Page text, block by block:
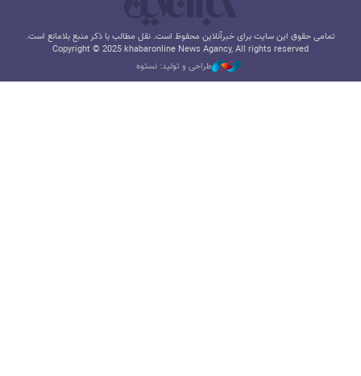
تمامی حقوق این سایت برای خبرآنلاین محفوظ است. نقل مطالب با ذکر منبع بلامانع است.
Copyright © 2025 khabaronline News Agancy, All rights reserved
طراحی و تولید: نستوه